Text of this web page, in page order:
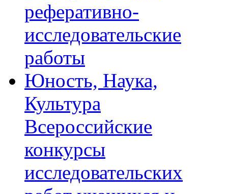
реферативно-
исследовательские
работы
Юность, Наука,
Культура
Всероссийские
конкурсы
исследовательских